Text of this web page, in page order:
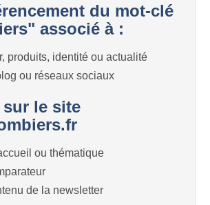
du mot-clé
associé à :
produits, identité ou actualité
ou réseaux sociaux
le site
ou thématique
de la newsletter